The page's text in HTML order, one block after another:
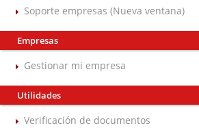
Soporte empresas (Nueva ventana)
Empresas
Gestionar mi empresa
Utilidades
Verificación de documentos